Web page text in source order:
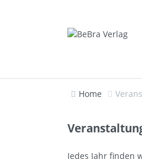
Home
Jedes Jahr finden